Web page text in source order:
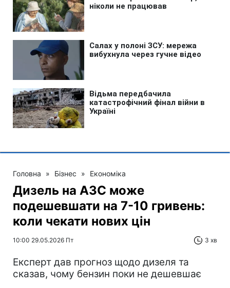
Головна » Бізнес » Економіка
Дизель на АЗС може
подешевшати на 7-10 гривень:
коли чекати нових цін
10:00 29.05.2026 Пт 3 хв
Експерт дав прогноз щодо дизеля та
сказав, чому бензин поки не дешевшає